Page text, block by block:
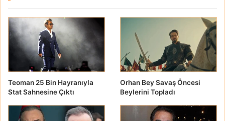
Teoman 25 Bin Hayranıyla
Stat Sahnesine Çıktı
Orhan Bey Savaş Öncesi
Beylerini Topladı